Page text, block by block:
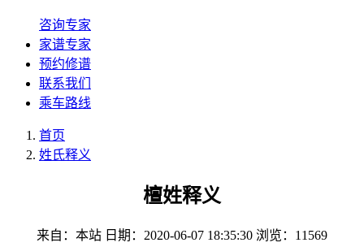
咨询专家
家谱专家
预约修谱
联系我们
乘车路线
首页
姓氏释义
檀姓释义
来自：本站 日期：2020-06-07 18:35:30 浏览：11569